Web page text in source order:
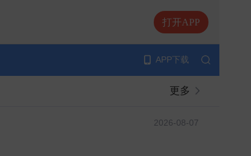
打开APP
APP下载
更多
2026-08-07